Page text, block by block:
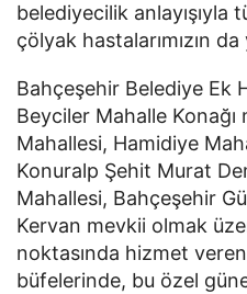
belediyecilik anlayışıyla
çölyak hastalarımızın da
Bahçeşehir Belediye Ek
Beyciler Mahalle
Mahallesi, Hamidiye
Konuralp Şehit Murat
Mahallesi, Bahçeşehir
Kervan mevkii olmak
noktasında hizmet
büfelerinde, bu özel